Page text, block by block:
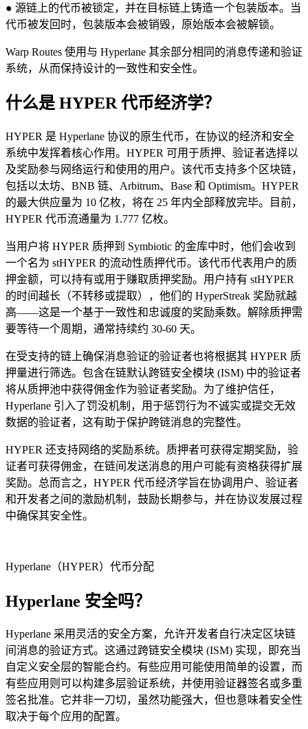
● 源链上的代币被锁定，并在目标链上铸造一个包装版本。当
代币被发回时，包装版本会被销毁，原始版本会被解锁。
Warp Routes 使用与 Hyperlane 其余部分相同的消息传递和验证
系统，从而保持设计的一致性和安全性。
什么是 HYPER 代币经济学？
HYPER 是 Hyperlane 协议的原生代币，在协议的经济和安全
系统中发挥着核心作用。HYPER 可用于质押、验证者选择以
及奖励参与网络运行和使用的用户。该代币支持多个区块链，
包括以太坊、BNB 链、Arbitrum、Base 和 Optimism。HYPER
的最大供应量为 10 亿枚，将在 25 年内全部释放完毕。目前，
HYPER 代币流通量为 1.777 亿枚。
当用户将 HYPER 质押到 Symbiotic 的金库中时，他们会收到
一个名为 stHYPER 的流动性质押代币。该代币代表用户的质
押金额，可以持有或用于赚取质押奖励。用户持有 stHYPER
的时间越长（不转移或提取），他们的 HyperStreak 奖励就越
高——这是一个基于一致性和忠诚度的奖励乘数。解除质押需
要等待一个周期，通常持续约 30-60 天。
在受支持的链上确保消息验证的验证者也将根据其 HYPER 质
押量进行筛选。包含在链默认跨链安全模块 (ISM) 中的验证者
将从质押池中获得佣金作为验证者奖励。为了维护信任，
Hyperlane 引入了罚没机制，用于惩罚行为不诚实或提交无效
数据的验证者，这有助于保护跨链消息的完整性。
HYPER 还支持网络的奖励系统。质押者可获得定期奖励，验
证者可获得佣金，在链间发送消息的用户可能有资格获得扩展
奖励。总而言之，HYPER 代币经济学旨在协调用户、验证者
和开发者之间的激励机制，鼓励长期参与，并在协议发展过程
中确保其安全性。
Hyperlane（HYPER）代币分配
Hyperlane 安全吗？
Hyperlane 采用灵活的安全方案，允许开发者自行决定区块链
间消息的验证方式。这通过跨链安全模块 (ISM) 实现，即充当
自定义安全层的智能合约。有些应用可能使用简单的设置，而
有些应用则可以构建多层验证系统，并使用验证器签名或多重
签名批准。它并非一刀切，虽然功能强大，但也意味着安全性
取决于每个应用的配置。